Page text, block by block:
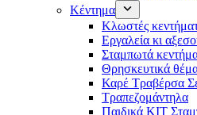
Κέντημα
Κλωστές
Eργαλεία κι
Σταμπωτά
Θρησκευτικά
Καρέ Τραβέρσα
Τραπεζομάντηλα
Παιδικά KIT